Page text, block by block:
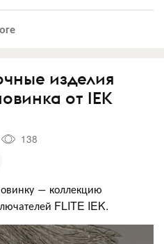
изделия
от IEK
138
― коллекцию
FLITE IEK.